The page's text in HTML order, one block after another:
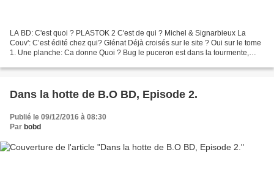
LA BD: C'est quoi ? PLASTOK 2 C'est de qui ? Michel & Signarbieux La
Couv': C’est édité chez qui? Glénat Déjà croisés sur le site ? Oui sur le tome
1. Une planche: Ca donne Quoi ? Bug le puceron est dans la tourmente,
Dans la hotte de B.O BD, Episode 2.
Publié le 09/12/2016 à 08:30
Par bobd